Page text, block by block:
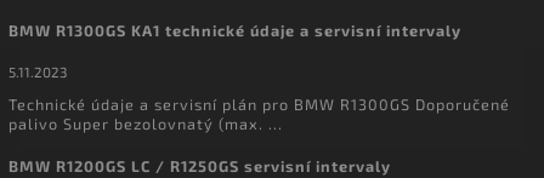
BMW R1300GS KA1 technické údaje a servisní intervaly
5.11.2023
Technické údaje a servisní plán pro BMW R1300GS Doporučené
palivo Super bezolovnatý (max. ...
BMW R1200GS LC / R1250GS servisní intervaly